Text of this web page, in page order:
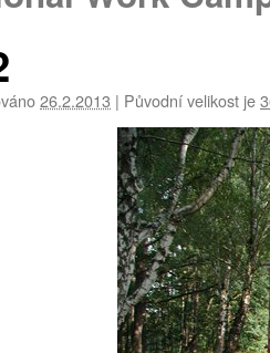
26.2.2013 | Původní velikost je